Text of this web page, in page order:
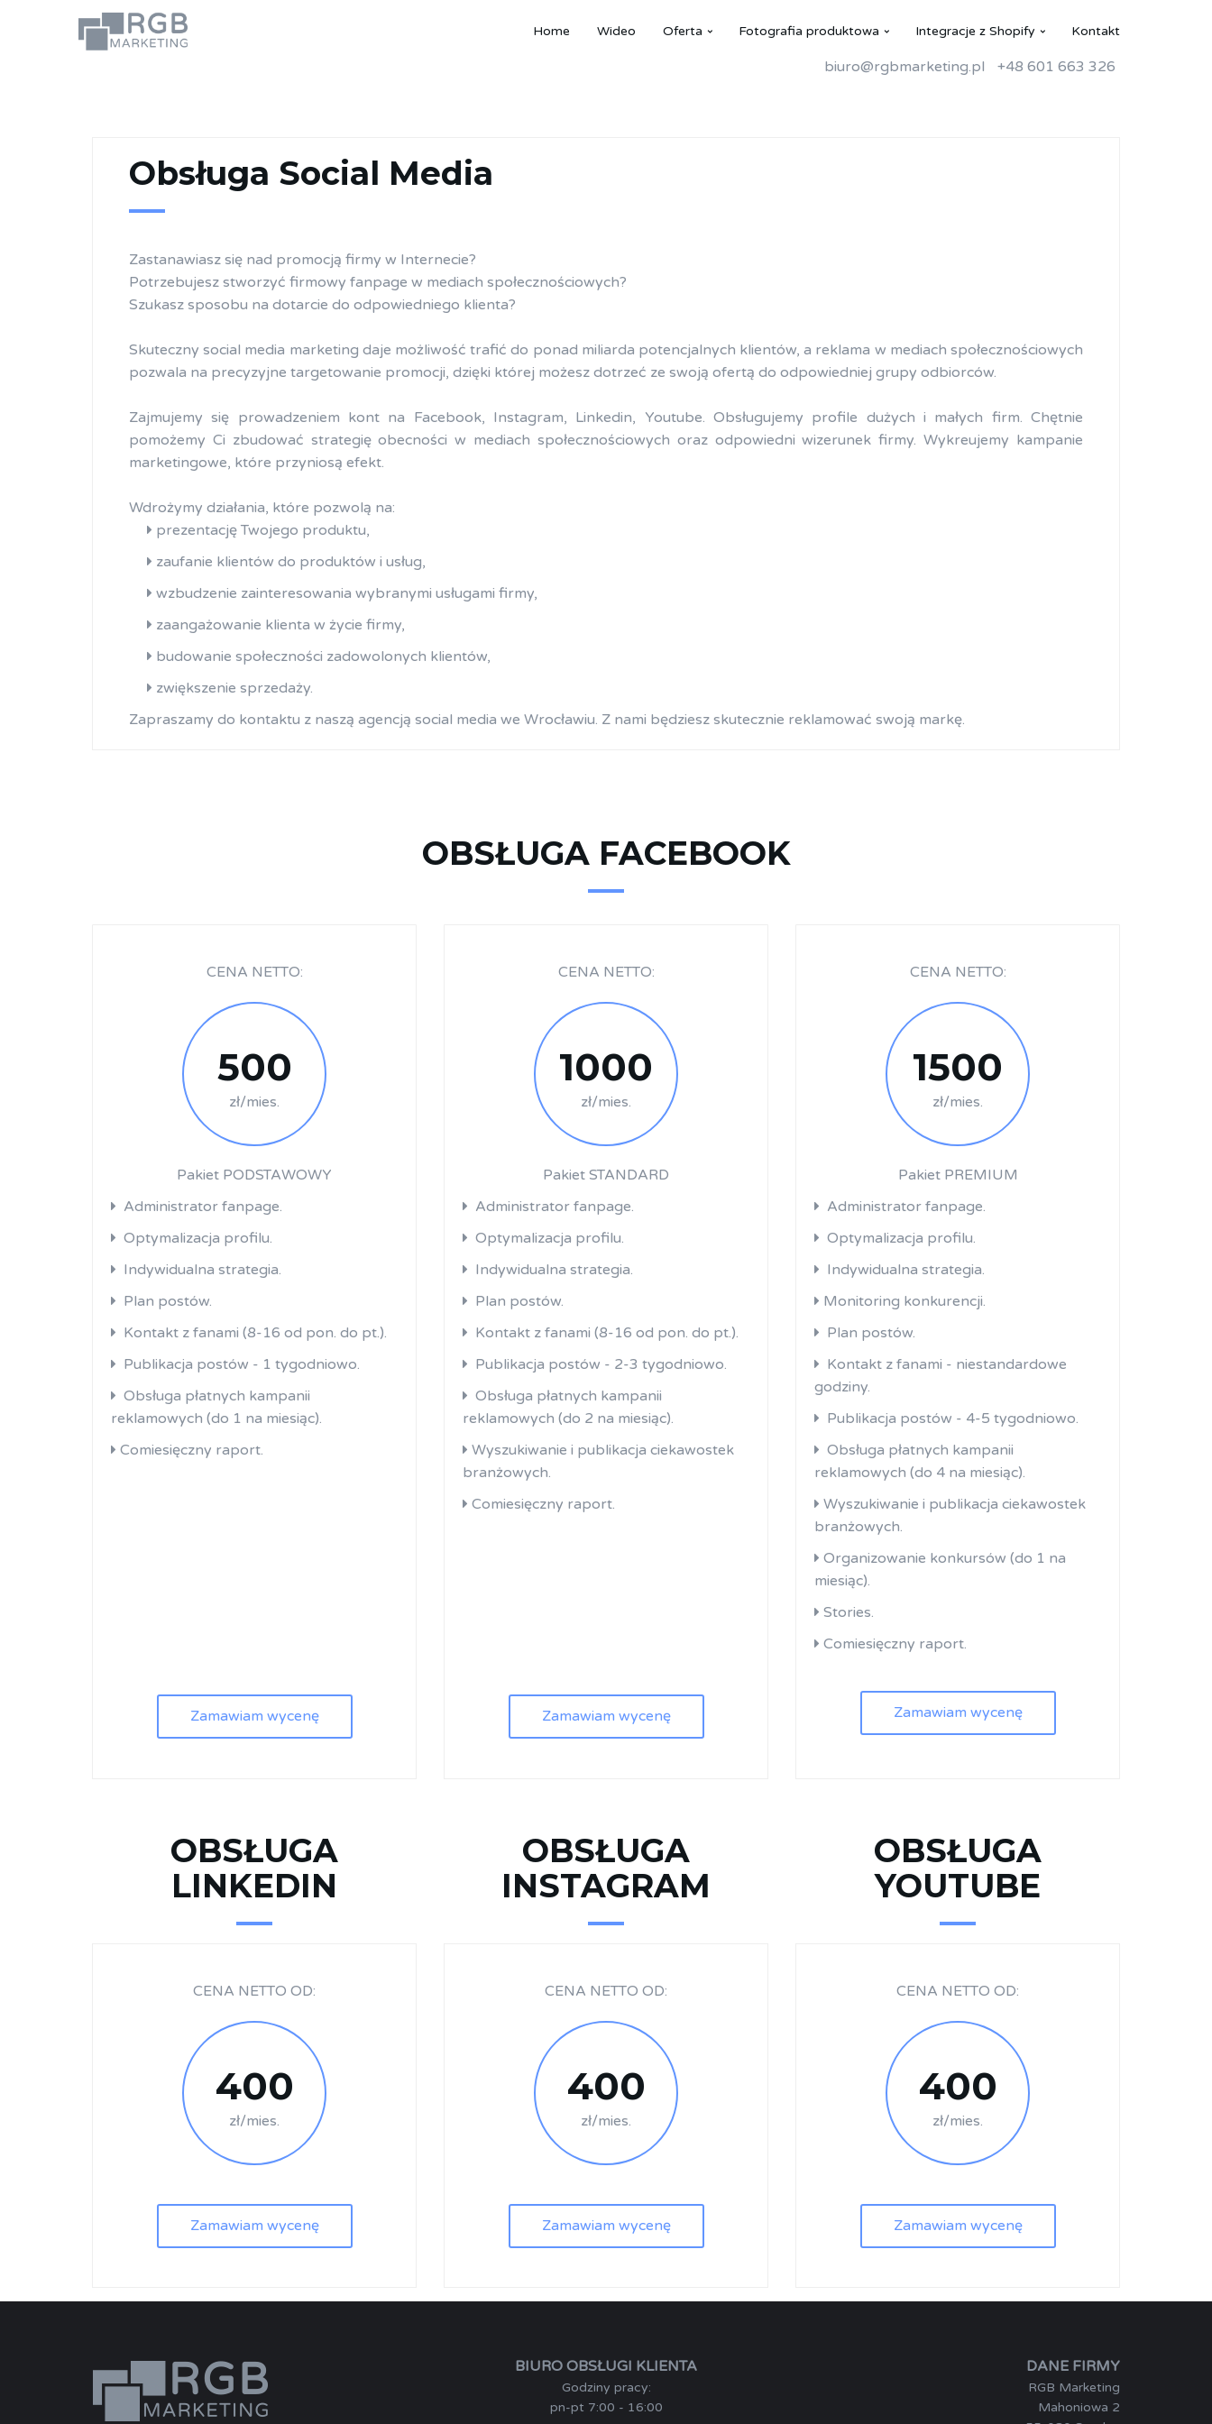
Home Wideo Oferta Fotografia produktowa Integracje z Shopify Kontakt
biuro@rgbmarketing.pl +48 601 663 326
Obsługa Social Media
Zastanawiasz się nad promocją firmy w Internecie?
Potrzebujesz stworzyć firmowy fanpage w mediach społecznościowych?
Szukasz sposobu na dotarcie do odpowiedniego klienta?
Skuteczny social media marketing daje możliwość trafić do ponad miliarda potencjalnych klientów, a reklama w mediach społecznościowych
pozwala na precyzyjne targetowanie promocji, dzięki której możesz dotrzeć ze swoją ofertą do odpowiedniej grupy odbiorców.
Zajmujemy się prowadzeniem kont na Facebook, Instagram, Linkedin, Youtube. Obsługujemy profile dużych i małych firm. Chętnie
pomożemy Ci zbudować strategię obecności w mediach społecznościowych oraz odpowiedni wizerunek firmy. Wykreujemy kampanie
marketingowe, które przyniosą efekt.
Wdrożymy działania, które pozwolą na:
prezentację Twojego produktu,
zaufanie klientów do produktów i usług,
wzbudzenie zainteresowania wybranymi usługami firmy,
zaangażowanie klienta w życie firmy,
budowanie społeczności zadowolonych klientów,
zwiększenie sprzedaży.
Zapraszamy do kontaktu z naszą agencją social media we Wrocławiu. Z nami będziesz skutecznie reklamować swoją markę.
OBSŁUGA FACEBOOK
CENA NETTO:
500
zł/mies.
Pakiet PODSTAWOWY
Administrator fanpage.
Optymalizacja profilu.
Indywidualna strategia.
Plan postów.
Kontakt z fanami (8-16 od pon. do pt.).
Publikacja postów - 1 tygodniowo.
Obsługa płatnych kampanii
reklamowych (do 1 na miesiąc).
Comiesięczny raport.
Zamawiam wycenę
CENA NETTO:
1000
zł/mies.
Pakiet STANDARD
Administrator fanpage.
Optymalizacja profilu.
Indywidualna strategia.
Plan postów.
Kontakt z fanami (8-16 od pon. do pt.).
Publikacja postów - 2-3 tygodniowo.
Obsługa płatnych kampanii
reklamowych (do 2 na miesiąc).
Wyszukiwanie i publikacja ciekawostek
branżowych.
Comiesięczny raport.
Zamawiam wycenę
CENA NETTO:
1500
zł/mies.
Pakiet PREMIUM
Administrator fanpage.
Optymalizacja profilu.
Indywidualna strategia.
Monitoring konkurencji.
Plan postów.
Kontakt z fanami - niestandardowe
godziny.
Publikacja postów - 4-5 tygodniowo.
Obsługa płatnych kampanii
reklamowych (do 4 na miesiąc).
Wyszukiwanie i publikacja ciekawostek
branżowych.
Organizowanie konkursów (do 1 na
miesiąc).
Stories.
Comiesięczny raport.
Zamawiam wycenę
OBSŁUGA
LINKEDIN
CENA NETTO OD:
400
zł/mies.
Zamawiam wycenę
OBSŁUGA
INSTAGRAM
CENA NETTO OD:
400
zł/mies.
Zamawiam wycenę
OBSŁUGA
YOUTUBE
CENA NETTO OD:
400
zł/mies.
Zamawiam wycenę
BIURO OBSŁUGI KLIENTA
Godziny pracy:
pn-pt 7:00 - 16:00
DANE FIRMY
RGB Marketing
Mahoniowa 2